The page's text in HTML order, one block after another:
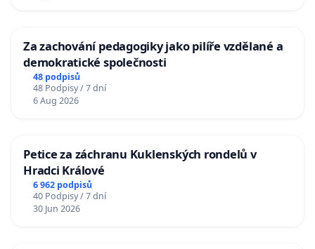
Za zachování pedagogiky jako pilíře vzdělané a
demokratické společnosti
48 podpisů
48 Podpisy / 7 dní
6 Aug 2026
Petice za záchranu Kuklenských rondelů v
Hradci Králové
6 962 podpisů
40 Podpisy / 7 dní
30 Jun 2026